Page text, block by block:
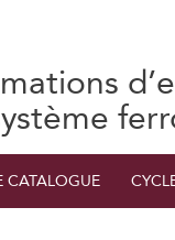
CATALOGUE